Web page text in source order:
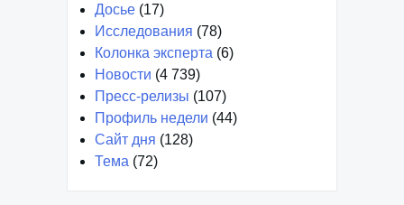
Досье (17)
Исследования (78)
Колонка эксперта (6)
Новости (4 739)
Пресс-релизы (107)
Профиль недели (44)
Сайт дня (128)
Тема (72)